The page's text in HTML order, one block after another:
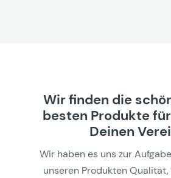
Wir finden die
besten Produkte
Deinen
Wir haben es uns zur
unseren Produkten